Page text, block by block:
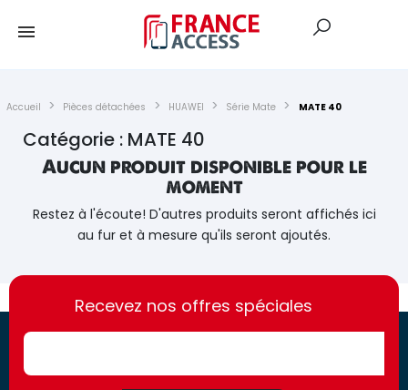
Accueil Pièces détachées HUAWEI Série Mate MATE 40
Catégorie : MATE 40
Aucun produit disponible pour le
moment
Restez à l'écoute! D'autres produits seront affichés ici
au fur et à mesure qu'ils seront ajoutés.
https://france-
access.fr
https://france-
access.fr
Recevez nos offres spéciales